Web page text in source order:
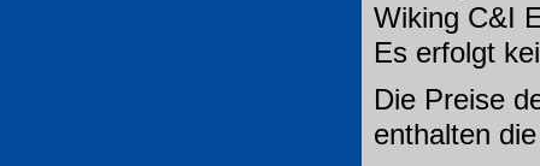
Wiking C&I
Es erfolgt
Die Preise
enthalten